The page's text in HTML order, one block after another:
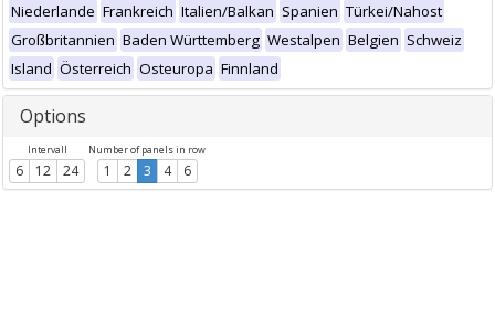
Niederlande Frankreich Italien/Balkan Spanien Türkei/Nahost
Großbritannien Baden Württemberg Westalpen Belgien Schweiz
Island Österreich Osteuropa Finnland
Options
Intervall
6 12 24
Number of panels in row
1 2 3 4 6